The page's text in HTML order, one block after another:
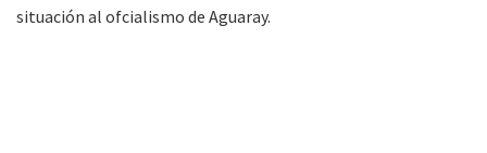
situación al ofcialismo de Aguaray.